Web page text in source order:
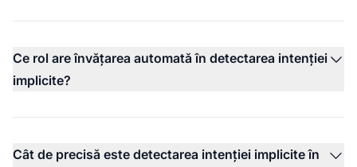
Ce rol are învățarea automată în detectarea intenției
implicite?
Cât de precisă este detectarea intenției implicite în